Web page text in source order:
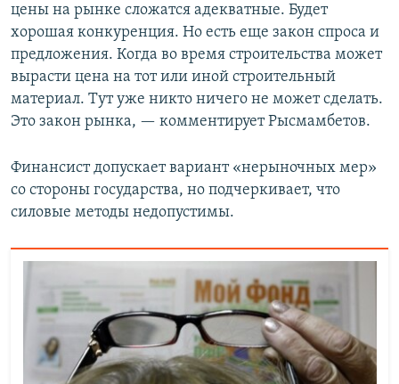
цены на рынке сложатся адекватные. Будет
хорошая конкуренция. Но есть еще закон спроса и
предложения. Когда во время строительства может
вырасти цена на тот или иной строительный
материал. Тут уже никто ничего не может сделать.
Это закон рынка, — комментирует Рысмамбетов.
Финансист допускает вариант «нерыночных мер»
со стороны государства, но подчеркивает, что
силовые методы недопустимы.